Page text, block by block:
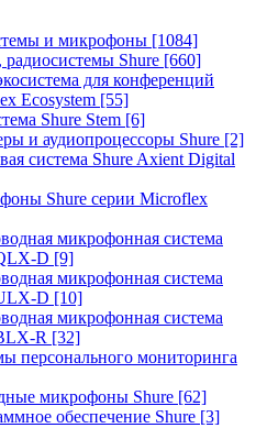
и микрофоны [1084]
Shure [660]
для конференций
Ecosystem [55]
Shure Stem [6]
и аудиопроцессоры Shure [2]
система Shure Axient Digital
Shure серии Microflex
микрофонная система
D [9]
микрофонная система
D [10]
микрофонная система
R [32]
персонального мониторинга
микрофоны Shure [62]
обеспечение Shure [3]